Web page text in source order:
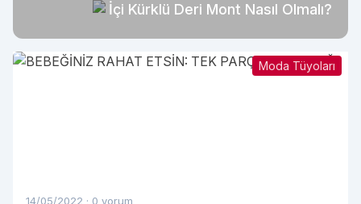
İçi Kürklü Deri Mont Nasıl Olmalı?
Moda Tüyoları
14/05/2022 · 0 yorum